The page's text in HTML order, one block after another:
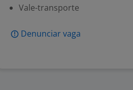
Vale-transporte
Denunciar vaga